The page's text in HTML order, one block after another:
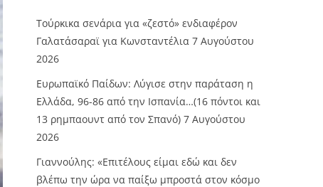
Τούρκικα σενάρια για «ζεστό» ενδιαφέρον
Γαλατάσαραϊ για Κωνσταντέλια 7 Αυγούστου
2026
Ευρωπαϊκό Παίδων: Λύγισε στην παράταση η
Ελλάδα, 96-86 από την Ισπανία…(16 πόντοι και
13 ρημπαουντ από τον Σπανό) 7 Αυγούστου
2026
Γιαννούλης: «Επιτέλους είμαι εδώ και δεν
βλέπω την ώρα να παίξω μπροστά στον κόσμο